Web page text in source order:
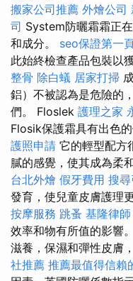
搬家公司推薦 外燴公司
司 System防曬霜霜正
和成分。 seo保證第一
此始終檢查產品包裝以
整骨 除白蟻 居家打掃
鋁）不被認為是危險的
們。 Floslek 護理之家
Flosik保護霜具有出色
護照申請 它的輕型配方
膩的感覺，使其成為柔
台北外燴 假牙費用 搜
發育，使兒童皮膚護理
按摩服務 跳蚤 基隆律師
效率和物有所值的影響
滋養，保濕和彈性皮膚
社推薦 推薦最值得信賴